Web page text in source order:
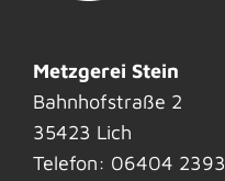
Metzgerei Stein
Bahnhofstraße 2
35423 Lich
Telefon: 06404 2393